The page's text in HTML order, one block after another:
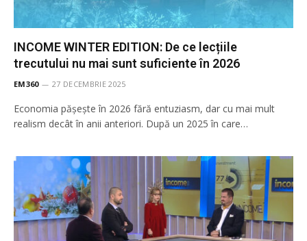
INCOME WINTER EDITION: De ce lecțiile
trecutului nu mai sunt suficiente în 2026
EM360 27 DECEMBRIE 2025
Economia pășește în 2026 fără entuziasm, dar cu mai mult
realism decât în anii anteriori. După un 2025 în care…